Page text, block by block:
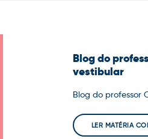
Blog do
vestibular
Blog do professor
LER MATÉRIA